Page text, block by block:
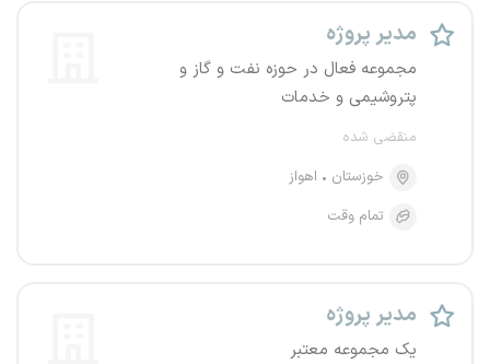
مدیر پروژه
مجموعه فعال در حوزه نفت و گاز و
پتروشیمی و خدمات
منقضی شده
خوزستان
اهواز
تمام وقت
مدیر پروژه
یک مجموعه معتبر